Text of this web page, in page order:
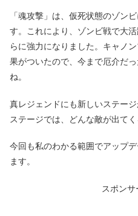
「魂攻撃」は、仮死状態のゾン
す。これにより、ゾンビ戦で大
らに強力になりました。キャノ
果がついたので、今まで厄介だ
ね。
真レジェンドにも新しいステー
ステージでは、どんな敵が出てく
今回も私のわかる範囲でアップ
ます。
スポンサ